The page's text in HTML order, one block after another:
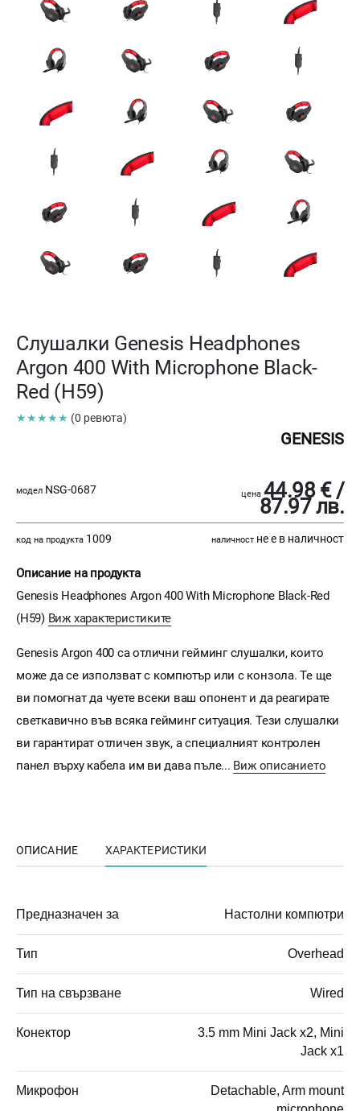
Слушалки Genesis Headphones
Argon 400 With Microphone Black-
Red (H59)
★★★★★ (0 ревюта)
GENESIS
модел NSG-0687 цена 44.98 € /
87.97 лв.
код на продукта 1009 наличност не е в наличност
Описание на продукта
Genesis Headphones Argon 400 With Microphone Black-Red
(H59) Виж характеристиките
Genesis Argon 400 са отлични гейминг слушалки, които
може да се използват с компютър или с конзола. Те ще
ви помогнат да чуете всеки ваш опонент и да реагирате
светкавично във всяка гейминг ситуация. Тези слушалки
ви гарантират отличен звук, а специалният контролен
панел върху кабела им ви дава пъле... Виж описанието
ОПИСАНИЕ ХАРАКТЕРИСТИКИ
Предназначен за Настолни компютри
Тип Overhead
Тип на свързване Wired
Конектор
3.5 mm Mini Jack x2, Mini
Jack x1
Микрофон
Detachable, Arm mount